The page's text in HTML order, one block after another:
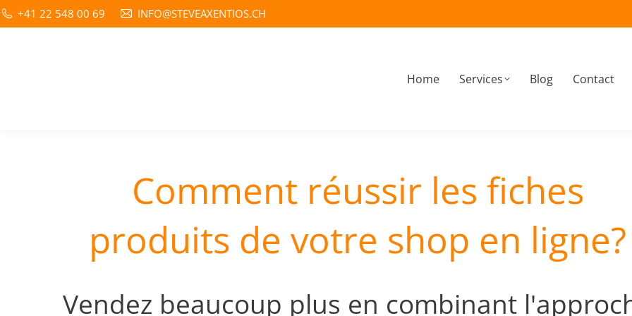
+41 22 548 00 69 INFO@STEVEAXENTIOS.CH
Home Services Blog Contact
Comment réussir les fiches
produits de votre shop en ligne?
Vendez beaucoup plus en combinant
Home Services Blog Contact À propos